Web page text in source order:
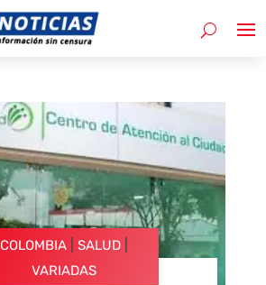
COLOMBIA| SALUD|
VARIADAS